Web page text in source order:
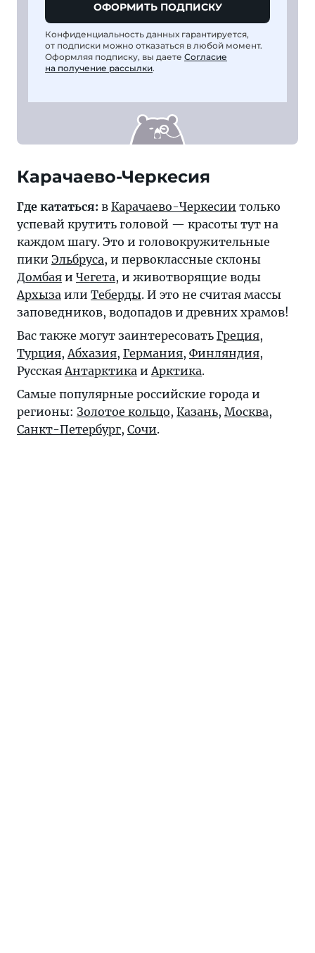
ОФОРМИТЬ ПОДПИСКУ
Конфиденциальность данных гарантируется,
от подписки можно отказаться в любой момент.
Оформляя подписку, вы даете Согласие
на получение рассылки.
Карачаево-Черкесия
Где кататься: в Карачаево-Черкесии только
успевай крутить головой — красоты тут на
каждом шагу. Это и головокружительные
пики Эльбруса, и первоклассные склоны
Домбая и Чегета, и животворящие воды
Архыза или Теберды. И это не считая массы
заповедников, водопадов и древних храмов!
Вас также могут заинтересовать Греция,
Турция,Абхазия, Германия, Финляндия,
РусскаяАнтарктика иАрктика.
Самые популярные российские города и
регионы: Золотое кольцо, Казань, Москва,
Санкт-Петербург, Сочи.